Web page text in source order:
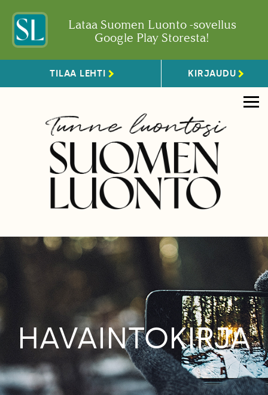
Lataa Suomen Luonto -sovellus
Google Play Storesta!
TILAA LEHTI KIRJAUDU
HAVAINTOKIRJA